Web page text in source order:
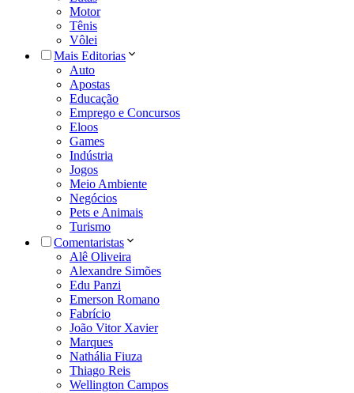
Motor
Tênis
Vôlei
Mais Editorias
Auto
Apostas
Educação
Emprego e Concursos
Eloos
Games
Indústria
Jogos
Meio Ambiente
Negócios
Pets e Animais
Turismo
Comentaristas
Alê Oliveira
Alexandre Simões
Edu Panzi
Emerson Romano
Fabrício
João Vitor Xavier
Marques
Nathália Fiuza
Thiago Reis
Wellington Campos